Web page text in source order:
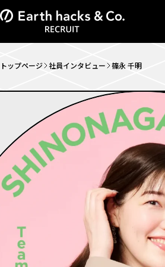
トップページ 社員インタビュー 篠永 千明